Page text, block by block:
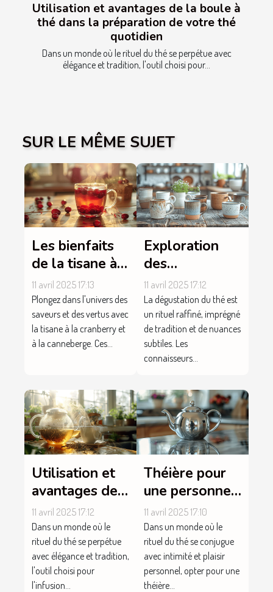
Utilisation et avantages de la boule à
thé dans la préparation de votre thé
quotidien
Dans un monde où le rituel du thé se perpétue avec
élégance et tradition, l'outil choisi pour...
SUR LE MÊME SUJET
Les bienfaits
de la tisane à
la cranberry et
à la
canneberge
11 avril 2025 17:13
Plongez dans l'univers des
saveurs et des vertus avec
la tisane à la cranberry et
à la canneberge. Ces...
Exploration
des
différentes
tasses à thé
disponibles sur
le marché
11 avril 2025 17:12
La dégustation du thé est
un rituel raffiné, imprégné
de tradition et de nuances
subtiles. Les
connaisseurs...
Utilisation et
avantages de
la boule à thé
dans la
préparation de
votre thé
quotidien
11 avril 2025 17:12
Dans un monde où le
rituel du thé se perpétue
avec élégance et tradition,
l'outil choisi pour
l'infusion...
Théière pour
une personne :
le guide
d'achat pour
faire le bon
choix
11 avril 2025 17:10
Dans un monde où le
rituel du thé se conjugue
avec intimité et plaisir
personnel, opter pour une
théière...